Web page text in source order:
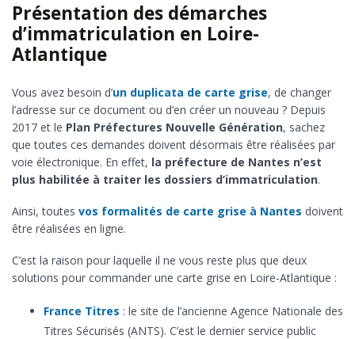
Présentation des démarches
d’immatriculation en Loire-
Atlantique
Vous avez besoin d’un duplicata de carte grise, de changer
l’adresse sur ce document ou d’en créer un nouveau ? Depuis
2017 et le Plan Préfectures Nouvelle Génération, sachez
que toutes ces demandes doivent désormais être réalisées par
voie électronique. En effet, la préfecture de Nantes n’est
plus habilitée à traiter les dossiers d’immatriculation.
Ainsi, toutes vos formalités de carte grise à Nantes doivent
être réalisées en ligne.
C’est la raison pour laquelle il ne vous reste plus que deux
solutions pour commander une carte grise en Loire-Atlantique :
France Titres : le site de l’ancienne Agence Nationale des
Titres Sécurisés (ANTS). C’est le dernier service public